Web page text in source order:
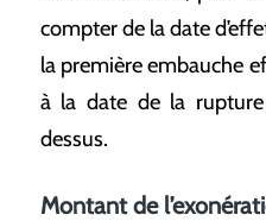
compter de la date
la première embauche
à la date de la
dessus.
Montant de